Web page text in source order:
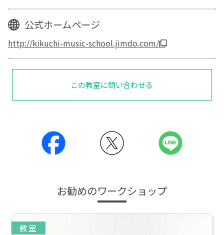
公式ホームページ
http://kikuchi-music-school.jimdo.com/
この教室に問い合わせる
お勧めのワークショップ
教室